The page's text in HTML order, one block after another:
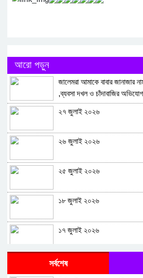
আরো পড়ুন
জালেমরা আমাকে বাবার জানাজার
,ব্যবসা দখল ও চাঁদাবাজির অভিযোগ
২৭ জুলাই ২০২৬
২৬ জুলাই ২০২৬
২৫ জুলাই ২০২৬
১৮ জুলাই ২০২৬
১৭ জুলাই ২০২৬
১৬ জুলাই ২০২৬
সর্বশেষ